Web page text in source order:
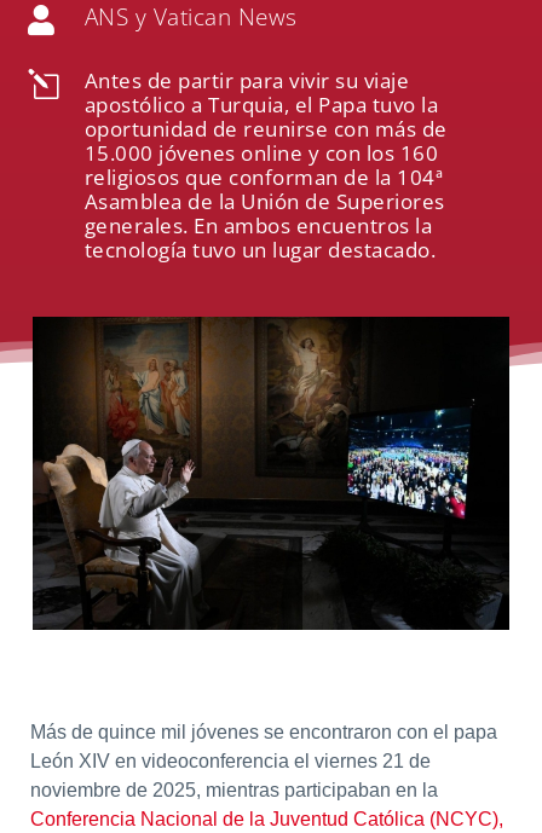
 ANS y Vatican News
l
Antes de partir para vivir su viaje
apostólico a Turquia, el Papa tuvo la
oportunidad de reunirse con más de
15.000 jóvenes online y con los 160
religiosos que conforman de la 104ª
Asamblea de la Unión de Superiores
generales. En ambos encuentros la
tecnología tuvo un lugar destacado.
Más de quince mil jóvenes se encontraron con el papa
León XIV en videoconferencia el viernes 21 de
noviembre de 2025, mientras participaban en la
Conferencia Nacional de la Juventud Católica (NCYC),